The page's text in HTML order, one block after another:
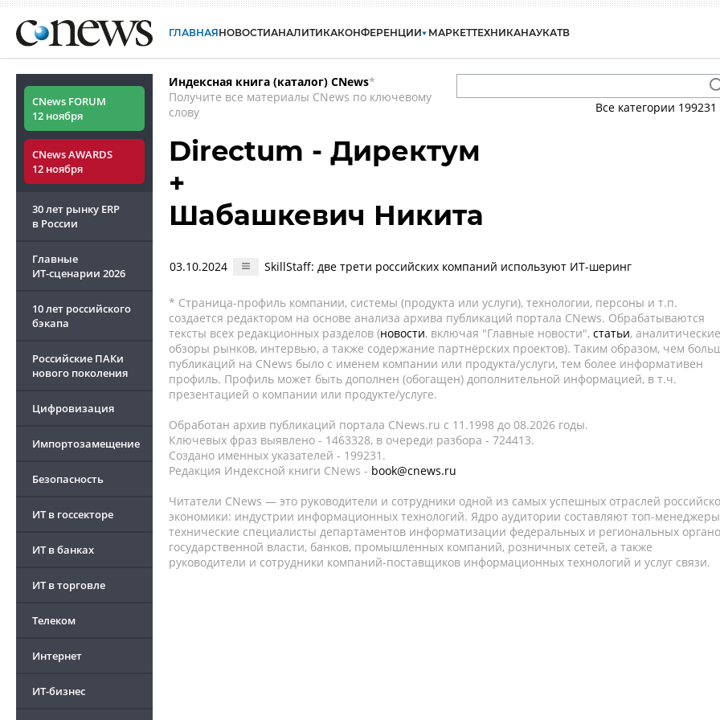
ГЛАВНАЯНОВОСТИАНАЛИТИКАКОНФЕРЕНЦИИ МАРКЕТТЕХНИКАНАУКАТВ
CNews FORUM
12 ноября
CNews AWARDS
12 ноября
30 лет рынку ERP
в России
Главные
ИТ-сценарии 2026
10 лет российского
бэкапа
Российские ПАКи
нового поколения
Цифровизация
Импортозамещение
Безопасность
ИТ в госсекторе
ИТ в банках
ИТ в торговле
Телеком
Интернет
ИТ-бизнес
Индексная книга (каталог) CNews*
Получите все материалы CNews по ключевому
слову
Все категории 199231
Directum - Директум
+
Шабашкевич Никита
03.10.2024 SkillStaff: две трети российских компаний используют ИТ-шеринг
* Страница-профиль компании, системы (продукта или услуги), технологии, персоны и т.п.
создается редактором на основе анализа архива публикаций портала CNews. Обрабатываются
тексты всех редакционных разделов (новости, включая "Главные новости", статьи, аналитические
обзоры рынков, интервью, а также содержание партнёрских проектов). Таким образом, чем
публикаций на CNews было с именем компании или продукта/услуги, тем более информативен
профиль. Профиль может быть дополнен (обогащен) дополнительной информацией, в т.ч.
презентацией о компании или продукте/услуге.
Обработан архив публикаций портала CNews.ru c 11.1998 до 08.2026 годы.
Ключевых фраз выявлено - 1463328, в очереди разбора - 724413.
Создано именных указателей - 199231.
Редакция Индексной книги CNews - book@cnews.ru
Читатели CNews — это руководители и сотрудники одной из самых успешных отраслей
экономики: индустрии информационных технологий. Ядро аудитории составляют топ-
технические специалисты департаментов информатизации федеральных и региональных
государственной власти, банков, промышленных компаний, розничных сетей, а также
руководители и сотрудники компаний-поставщиков информационных технологий и услуг связи.